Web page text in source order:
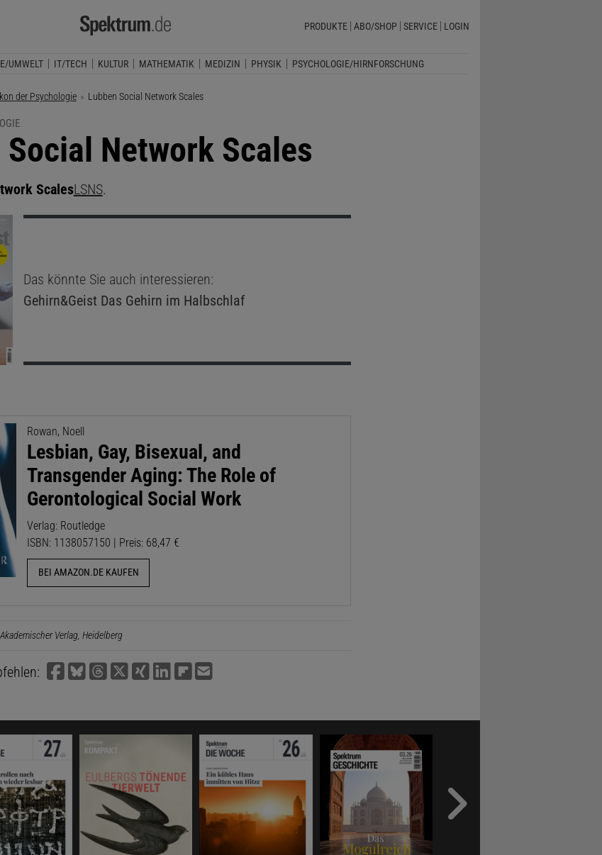
PRODUKTE ABO/SHOP SERVICE LOGIN
UMWELT IT/TECH KULTUR MATHEMATIK MEDIZIN PHYSIK PSYCHOLOGIE/HIRNFORSCHUNG
der Psychologie Aktuelle Seite:
Lubben Social Network Scales
Social Network Scales
ScalesLSNS.
Das könnte Sie auch interessieren:
Gehirn&Geist Das Gehirn im Halbschlaf
Rowan, Noell
Lesbian, Gay, Bisexual, and
Transgender Aging: The Role of
Gerontological Social Work
Verlag: Routledge
ISBN: 1138057150 | Preis: 68,47 €
BEI AMAZON.DE KAUFEN
Verlag, Heidelberg